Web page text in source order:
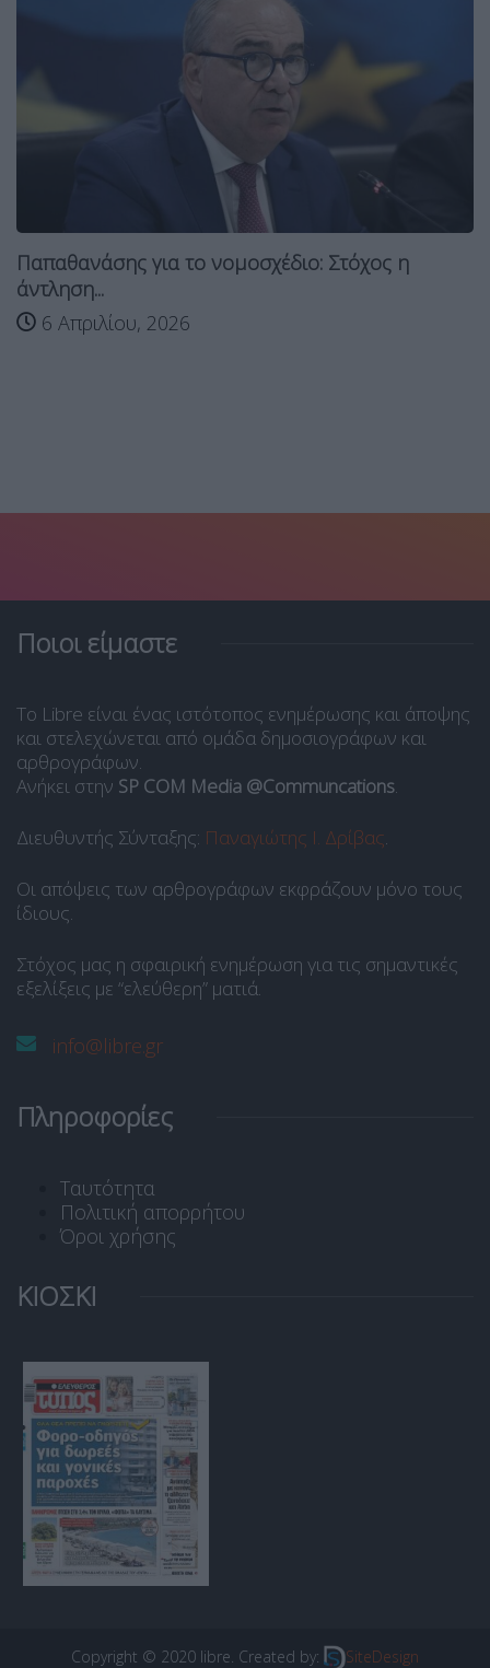
Παπαθανάσης για το νομοσχέδιο: Στόχος η
άντληση...
6 Απριλίου, 2026
Ποιοι είμαστε
Το Libre είναι ένας ιστότοπος ενημέρωσης και άποψης
και στελεχώνεται από ομάδα δημοσιογράφων και
αρθρογράφων.
Ανήκει στην SP COM Media @Communcations.
Διευθυντής Σύνταξης: Παναγιώτης Ι. Δρίβας.
Οι απόψεις των αρθρογράφων εκφράζουν μόνο τους
ίδιους.
Στόχος μας η σφαιρική ενημέρωση για τις σημαντικές
εξελίξεις με “ελεύθερη” ματιά.
info@libre.gr
Πληροφορίες
Ταυτότητα
Πολιτική απορρήτου
Όροι χρήσης
ΚΙΟΣΚΙ
Copyright © 2020 libre. Created by: SiteDesign